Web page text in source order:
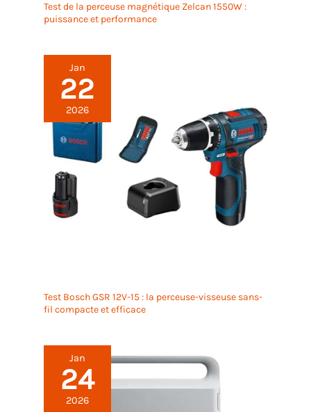
Test de la perceuse magnétique Zelcan 1550W :
puissance et performance
Jan
22
2026
Test Bosch GSR 12V-15 : la perceuse-visseuse sans-
fil compacte et efficace
Jan
24
2026